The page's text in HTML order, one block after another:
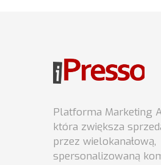
Platforma Marketing
która zwiększa
przez wielokanałową,
spersonalizowaną